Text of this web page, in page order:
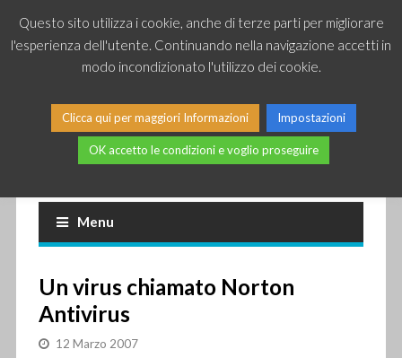
Piccole news dal mondo IT
Menu
Un virus chiamato Norton
Antivirus
12 Marzo 2007
Questo sito utilizza i cookie, anche di terze parti per migliorare
l'esperienza dell'utente. Continuando nella navigazione accetti in
modo incondizionato l'utilizzo dei cookie.
Clicca qui per maggiori Informazioni Impostazioni
OK accetto le condizioni e voglio proseguire